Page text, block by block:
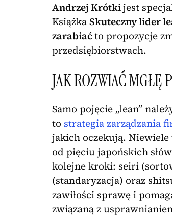
Andrzej Krótkijest
KsiążkaSkuteczny lider
zarabiaćto propozycje
przedsiębiorstwach.
JAK ROZWIAĆ MGŁĘ
Samo pojęcie „lean”
to strategia zarządzania
jakich oczekują. Niewiele
od pięciu japońskich
kolejne kroki: seiri
(standaryzacja) oraz
zawiłości sprawę i
związaną z